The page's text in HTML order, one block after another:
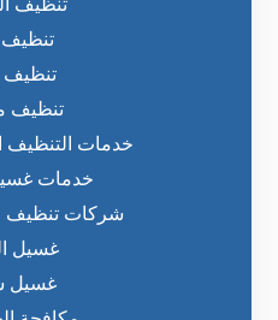
تنظيف
تنظيف
خدمات التنظيف
خدمات
شركات تنظيف
غسيل
غسيل